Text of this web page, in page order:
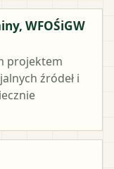
WFOŚiGW
projektem
źródeł i